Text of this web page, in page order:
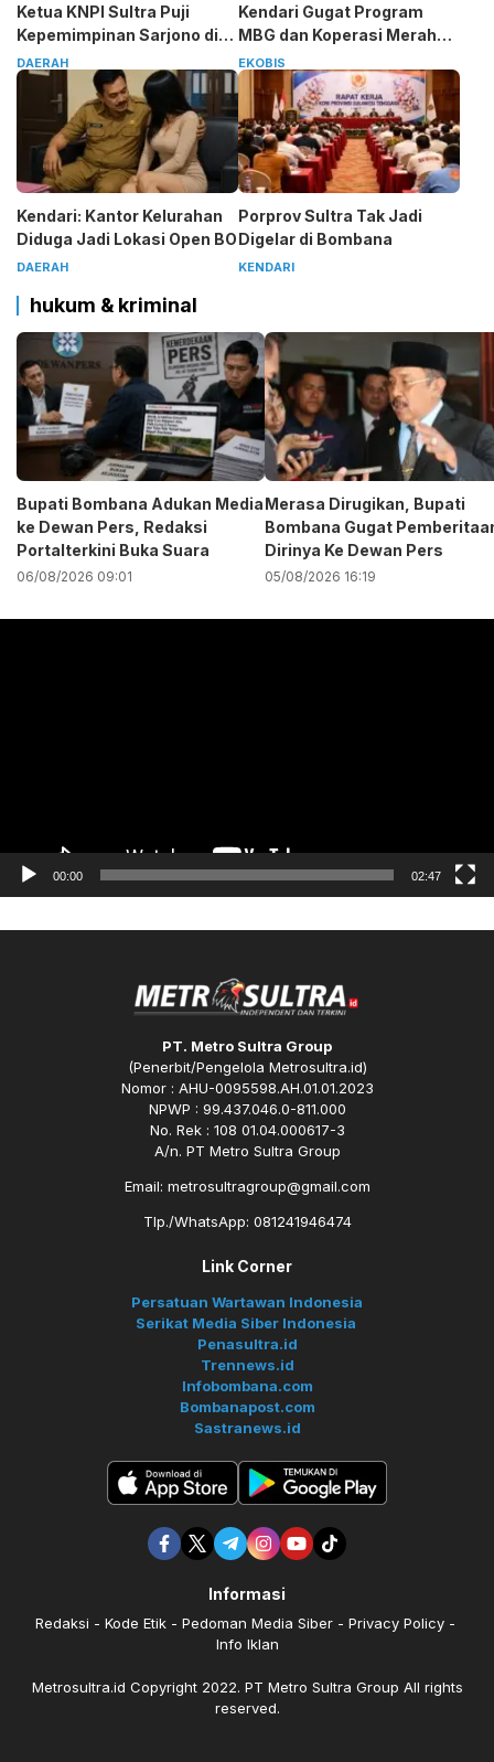
Ketua KNPI Sultra Puji
Kepemimpinan Sarjono di
SMSI
DAERAH
Kendari Gugat Program
MBG dan Koperasi Merah
Putih
EKOBIS
Kendari: Kantor Kelurahan
Diduga Jadi Lokasi Open BO
DAERAH
Porprov Sultra Tak Jadi
Digelar di Bombana
KENDARI
hukum & kriminal
Bupati Bombana Adukan Media
ke Dewan Pers, Redaksi
Portalterkini Buka Suara
06/08/2026 09:01
Merasa Dirugikan, Bupati
Bombana Gugat
Dirinya Ke Dewan Pers
05/08/2026 16:19
00:00 02:47
PT. Metro Sultra Group
(Penerbit/Pengelola Metrosultra.id)
Nomor : AHU-0095598.AH.01.01.2023
NPWP : 99.437.046.0-811.000
No. Rek : 108 01.04.000617-3
A/n. PT Metro Sultra Group
Email: metrosultragroup@gmail.com
Tlp./WhatsApp: 081241946474
Link Corner
Persatuan Wartawan Indonesia
Serikat Media Siber Indonesia
Penasultra.id
Trennews.id
Infobombana.com
Bombanapost.com
Sastranews.id
Informasi
Redaksi Kode Etik Pedoman Media Siber
Privacy Policy
Info Iklan
Metrosultra.id Copyright 2022. PT Metro Sultra Group All rights
reserved.